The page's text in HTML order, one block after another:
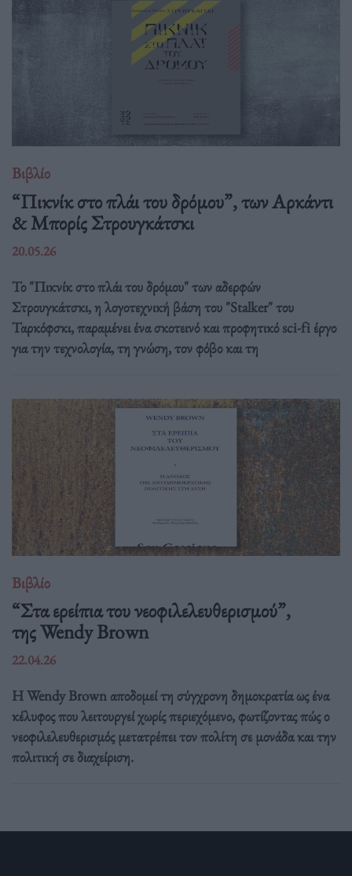
Βιβλίο
“Πικνίκ στο πλάι του δρόμου”, των Αρκάντι
& Μπορίς Στρουγκάτσκι
20.05.26
Το "Πικνίκ στο πλάι του δρόμου" των αδερφών
Στρουγκάτσκι, η λογοτεχνική βάση του "Stalker" του
Ταρκόφσκι, παραμένει ένα σκοτεινό και προφητικό sci-fi έργο
για την τεχνολογία, τη γνώση, τον φόβο και τη
Βιβλίο
“Στα ερείπια του νεοφιλελευθερισμού”,
της Wendy Brown
22.04.26
Η Wendy Brown αποδομεί τη σύγχρονη δημοκρατία ως ένα
κέλυφος που λειτουργεί χωρίς περιεχόμενο, φωτίζοντας πώς ο
νεοφιλελευθερισμός μετατρέπει τον πολίτη σε μονάδα και την
πολιτική σε διαχείριση.